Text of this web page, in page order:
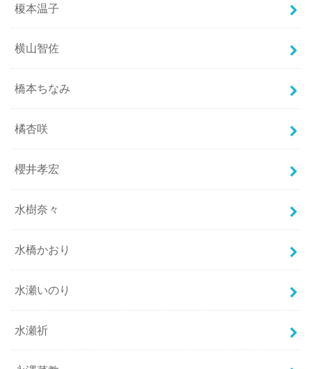
榎本温子
横山智佐
橋本ちなみ
橘杏咲
櫻井孝宏
水樹奈々
水橋かおり
水瀬いのり
水瀬祈